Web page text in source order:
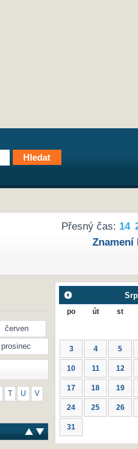
Přesný čas: 14
Znamení
červen
prosinec
T U V
po út st
3 4 5
10 11 12
17 18 19
24 25 26
31